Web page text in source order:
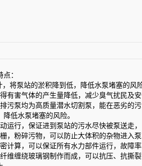
点：
，将泵站的淤积降到低，降低水泵堵塞的风
有害气体的产生量降低，减少臭气扰民及
污泵均为高质量潜水切割泵，能在恶劣的
低水泵堵塞的风险。
运行，保证进到泵站的污水尽快被泵送走
，粉碎污物，可以防止大体积的杂物进入
计算，可以保证所有水力部件运行，故障
维缠绕玻璃钢制作而成，可以抗压、抗撕